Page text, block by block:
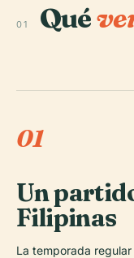
01 Qué
01
Un
Filipinas
La temporada